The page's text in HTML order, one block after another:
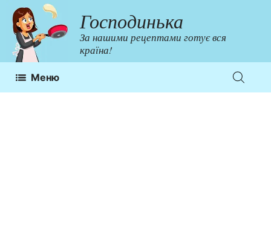
Перейти
до
контенту
Господинька
За нашими рецептами готує вся
країна!
Меню